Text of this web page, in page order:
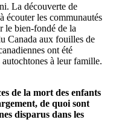
La découverte de
écouter les communautés
le bien-fondé de la
Canada aux fouilles de
ont été
autochtones à leur famille.
de la mort des enfants
de quoi sont
disparus dans les